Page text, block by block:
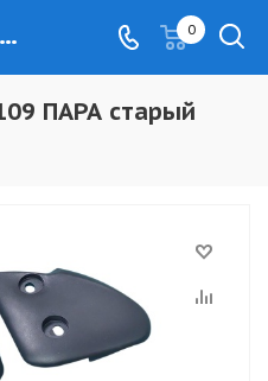
КРЕПЕЖ СТЕКЛА HF-109 ПАРА старый - www.kovrovec.ru 0
ПАРА старый